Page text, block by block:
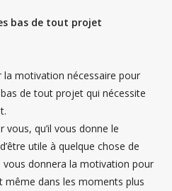
bas de tout projet
la motivation nécessaire pour
de tout projet qui nécessite
qu’il vous donne le
utile à quelque chose de
vous donnera la motivation pour
même dans les moments plus